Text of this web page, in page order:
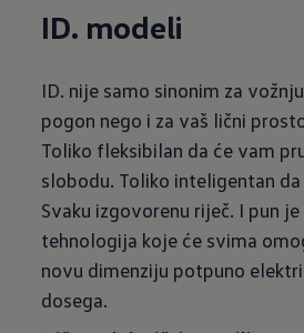
ID. modeli
ID. nije samo sinonim za
pogon nego i za vaš lični
Toliko fleksibilan da će vam
slobodu. Toliko inteligentan
Svaku izgovorenu riječ. I pun
tehnologija koje će svima
novu dimenziju potpuno
dosega.